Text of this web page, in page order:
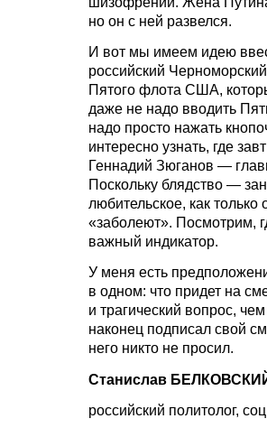
но он с ней развелся.
И вот мы имеем идею
российский
Пятого флота США,
даже не надо вводить
надо просто нажать
интересно узнать, где
Геннадий Зюганов —
Поскольку блядство —
любительское, как
«заболеют». Посмотрим,
важный индикатор.
У меня есть
в одном: что придет на
и трагический вопрос,
наконец подписал свой
него никто не просил.
Станислав
российский политолог,